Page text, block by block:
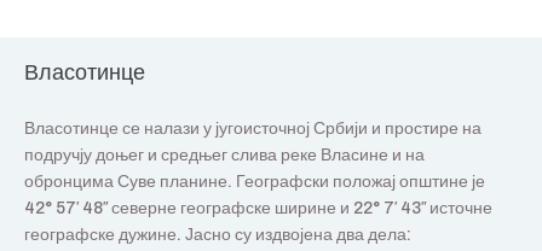
Власотинце
Власотинце се налази у југоисточној Србији и простире на
подручју доњег и средњег слива реке Власине и на
обронцима Суве планине. Географски положај општине је
42° 57′ 48″ северне географске ширине и 22° 7′ 43″ источне
географске дужине. Јасно су издвојена два дела: